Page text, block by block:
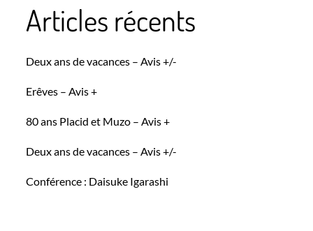
Articles récents
Deux ans de vacances – Avis +/-
Erêves – Avis +
80 ans Placid et Muzo – Avis +
Deux ans de vacances – Avis +/-
Conférence : Daisuke Igarashi